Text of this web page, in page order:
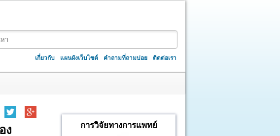
เกี่ยวกับ แผนผังเว็บไซต์ คำถามที่ถามบ่อย ติดต่อเรา
ง
การวิจัยทางการแพทย์